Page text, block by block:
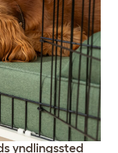
yndlingssted